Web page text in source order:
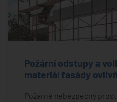
Požární odstupy a
materiál fasády
Požárně nebezpečný